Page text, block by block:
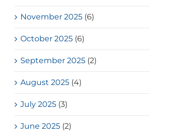
November 2025 (6)
October 2025 (6)
September 2025 (2)
August 2025 (4)
July 2025 (3)
June 2025 (2)